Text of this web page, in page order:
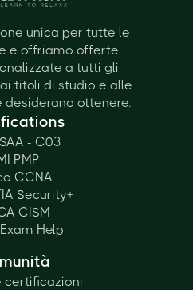
unica per tutte le
e offriamo offerte
a tutti gli
titoli di studio e alle
ottenere.
- C03
PMP
CCNA
Security+
CISM
Help
certificazioni